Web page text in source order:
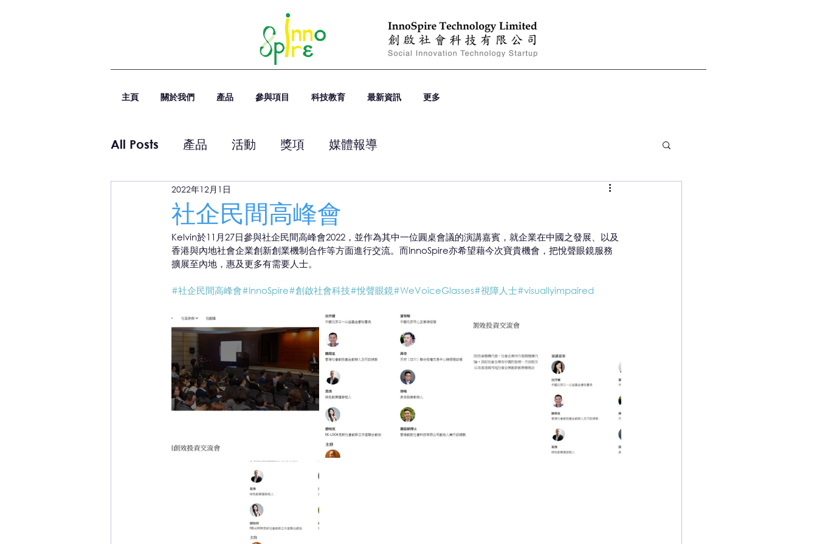
主頁 關於我們 產品 參與項目 科技教育 最新資訊 更多
All Posts 產品 活動 獎項 媒體報導
社企民間高峰會
2022年12月1日
Kelvin於11月27日參與社企民間高峰會2022，並作為其中一位圓桌會議的演講嘉賓，就企業在中國之發展、以及
香港與內地社會企業創新創業機制合作等方面進行交流。而InnoSpire亦希望藉今次寶貴機會，把悅聲眼鏡服務
擴展至內地，惠及更多有需要人士。
#社企民間高峰會#InnoSpire#創啟社會科技#悅聲眼鏡#WeVoiceGlasses#視障人士#visuallyimpaired